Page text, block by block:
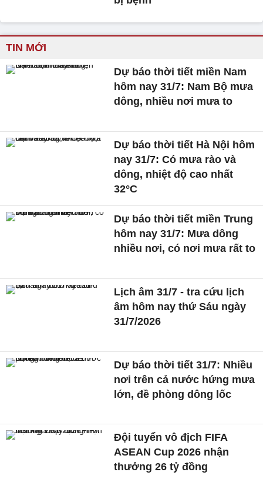
TIN MỚI
Dự báo thời tiết miền Nam
hôm nay 31/7: Nam Bộ mưa
dông, nhiều nơi mưa to
Dự báo thời tiết Hà Nội hôm
nay 31/7: Có mưa rào và
dông, nhiệt độ cao nhất
32°C
Dự báo thời tiết miền Trung
hôm nay 31/7: Mưa dông
nhiều nơi, có nơi mưa rất to
Lịch âm 31/7 - tra cứu lịch
âm hôm nay thứ Sáu ngày
31/7/2026
Dự báo thời tiết 31/7: Nhiều
nơi trên cả nước hứng mưa
lớn, đề phòng dông lốc
Đội tuyển vô địch FIFA
ASEAN Cup 2026 nhận
thưởng 26 tỷ đồng